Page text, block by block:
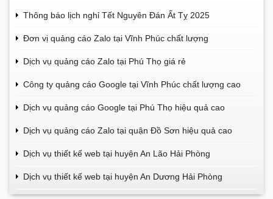
Thông báo lịch nghỉ Tết Nguyên Đán Ất Tỵ 2025
Đơn vị quảng cáo Zalo tại Vĩnh Phúc chất lượng
Dịch vụ quảng cáo Zalo tại Phú Thọ giá rẻ
Công ty quảng cáo Google tại Vĩnh Phúc chất lượng cao
Dịch vụ quảng cáo Google tại Phú Thọ hiệu quả cao
Dịch vụ quảng cáo Zalo tại quận Đồ Sơn hiệu quả cao
Dịch vụ thiết kế web tại huyện An Lão Hải Phòng
Dịch vụ thiết kế web tại huyện An Dương Hải Phòng